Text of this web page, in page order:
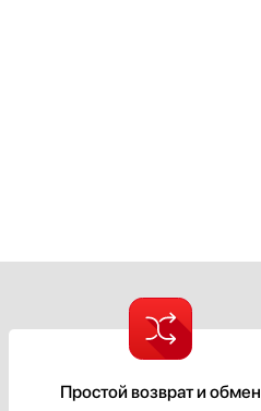
Простой возврат и обмен